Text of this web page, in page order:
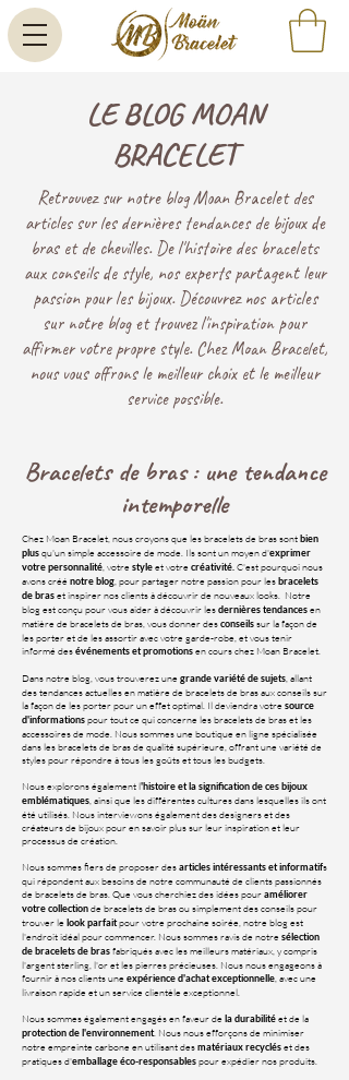
LE BLOG MOAN
BRACELET
Retrouvez sur notre blog Moan Bracelet des
articles sur les dernières tendances de bijoux de
bras et de chevilles. De l'histoire des bracelets
aux conseils de style, nos experts partagent leur
passion pour les bijoux. Découvrez nos articles
sur notre blog et trouvez l'inspiration pour
affirmer votre propre style. Chez Moan Bracelet,
nous vous offrons le meilleur choix et le meilleur
service possible.
Bracelets de bras : une tendance
intemporelle
Chez Moan Bracelet, nous croyons que les bracelets de bras sont bien
plusqu'un simple accessoire de mode. Ils sont un moyen d'exprimer
votre personnalité, votrestyleet votrecréativité.C'est pourquoi nous
avons créénotre blog, pour partager notre passion pour les bracelets
de braset inspirer nos clients à découvrir de nouveaux looks. Notre
blog est conçu pour vous aider à découvrir lesdernières tendancesen
matière de bracelets de bras, vous donner desconseilssur la façon de
les porter et de les assortir avec votre garde-robe, et vous tenir
informé desévénements et promotionsen cours chez Moan Bracelet.
Dans notre blog, vous trouverez unegrande variété de sujets, allant
des tendances actuelles en matière de bracelets de bras aux conseils sur
la façon de les porter pour un effet optimal. Il deviendra votresource
d'informationspour tout ce qui concerne les bracelets de bras et les
accessoires de mode. Nous sommes une boutique en ligne spécialisée
dans les bracelets de bras de qualité supérieure, offrant une variété de
styles pour répondre à tous les goûts et tous les budgets.
Nous explorons également l'histoire et la signification de ces bijoux
emblématiques, ainsi que les différentes cultures dans lesquelles ils ont
été utilisés. Nous interviewons également des designers et des
créateurs de bijoux pour en savoir plus sur leur inspiration et leur
processus de création.
Nous sommes fiers de proposer desarticles intéressants et informatifs
qui répondent aux besoins de notre communauté de clients passionnés
de bracelets de bras. Que vous cherchiez des idées pouraméliorer
votre collectionde bracelets de bras ou simplement des conseils pour
trouver le look parfaitpour votre prochaine soirée, notre blog est
l'endroit idéal pour commencer. Nous sommes ravis de notresélection
de bracelets de brasfabriqués avec les meilleurs matériaux, y compris
l'argent sterling, l'or et les pierres précieuses. Nous nous engageons à
fournir à nos clients uneexpérience d'achat exceptionnelle, avec une
livraison rapide et un service clientèle exceptionnel.
Nous sommes également engagés en faveur de la durabilitéet de la
protection de l'environnement. Nous nous efforçons de minimiser
notre empreinte carbone en utilisant desmatériaux recycléset des
pratiques d'emballage éco-responsablespour expédier nos produits.